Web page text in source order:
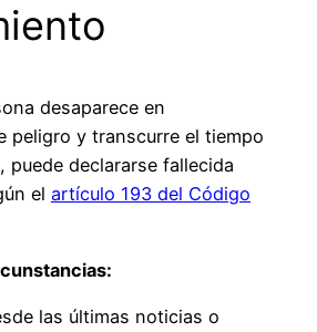
desaparece en
peligro y transcurre el tiempo
puede declararse fallecida
el artículo 193 del Código
las últimas noticias o